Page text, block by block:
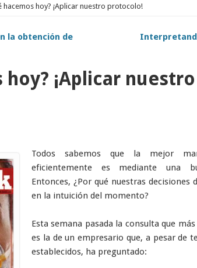
hacemos hoy? ¡Aplicar nuestro protocolo!
la obtención de
hoy? ¡Aplicar nuestro
Todos sabemos que la mejor
eficientemente es mediante una
Entonces, ¿Por qué nuestras decisiones
en la intuición del momento?
Esta semana pasada la consulta que más
es la de un empresario que, a pesar de
establecidos, ha preguntado: